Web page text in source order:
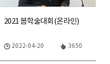
2021 봄학술대회(온라인)
2022-04-20 3650